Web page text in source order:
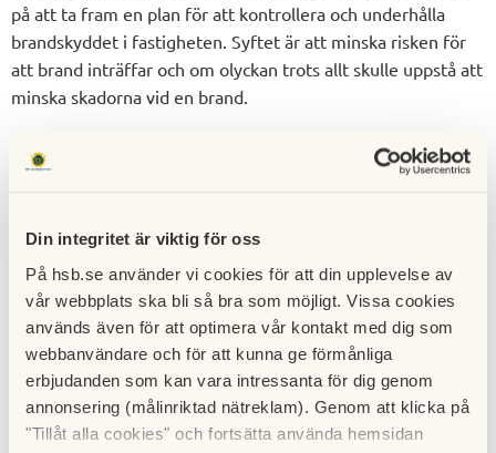
Din integritet är viktig för oss
På hsb.se använder vi cookies för att din upplevelse av
vår webbplats ska bli så bra som möjligt. Vissa cookies
används även för att optimera vår kontakt med dig som
webbanvändare och för att kunna ge förmånliga
erbjudanden som kan vara intressanta för dig genom
annonsering (målinriktad nätreklam). Genom att klicka på
"Tillåt alla cookies" och fortsätta använda hemsidan
på att ta fram en plan för att kontrollera och underhålla
brandskyddet i fastigheten. Syftet är att minska risken för
att brand inträffar och om olyckan trots allt skulle uppstå att
minska skadorna vid en brand.
Som boende i fastigheten ansvarar du för brandskyddet i
din lägenhet. Därför ber vi dig att läsa och ta del av
Förebygg brand hemma - checklista
• Rök aldrig i sängen. Det är den vanligaste orsaken till
dödsbränder.
• Stanna hemma när tvättmaskinen, diskmaskinen eller
torktumlaren är igång.
• Täck inte över elektriska element.
• Lämna inte spisen på utan uppsikt
• Se till att lampor/spotlights inte är nära något brännbart